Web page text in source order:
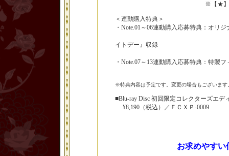
※【★】
＜連動購入特典＞
・Note.01～06連動購入応募特典：オリ
イトデー』収録
・Note.07～13連動購入応募特典：特製
※特典内容は予定です。変更の場合もございます
■Blu-ray Disc 初回限定コレクターズエデ
¥8,190（税込）／ＦＣＸＰ-0009
お求めやすい